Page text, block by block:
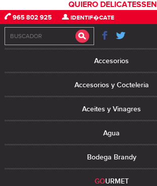
965 802 925 IDENTIF�CATE
Accesorios
Accesorios y Cocteleria
Aceites y Vinagres
Agua
Bodega Brandy
GOURMET
QUIERO DELICATESSEN